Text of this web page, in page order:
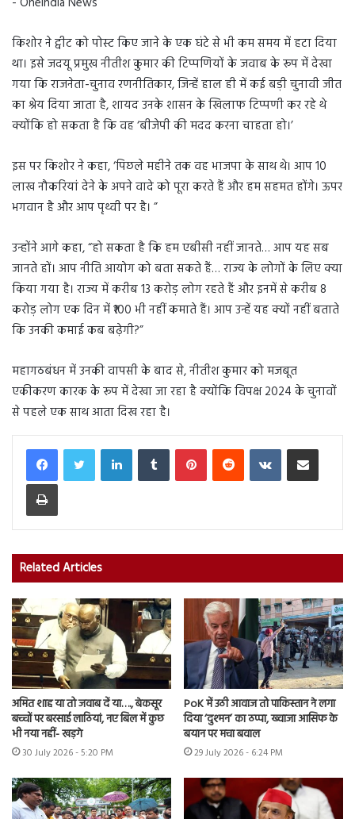
किशोर ने ट्वीट को पोस्ट किए जाने के एक घंटे से भी कम समय में हटा दिया
था। इसे जदयू प्रमुख नीतीश कुमार की टिप्पणियों के जवाब के रूप में देखा
गया कि राजनेता-चुनाव रणनीतिकार, जिन्हें हाल ही में कई बड़ी चुनावी जीत
का श्रेय दिया जाता है, शायद उनके शासन के खिलाफ टिप्पणी कर रहे थे
क्योंकि हो सकता है कि वह ‘बीजेपी की मदद करना चाहता हो।’
इस पर किशोर ने कहा, ‘पिछले महीने तक वह भाजपा के साथ थे। आप 10
लाख नौकरियां देने के अपने वादे को पूरा करते हैं और हम सहमत होंगे। ऊपर
भगवान है और आप पृथ्वी पर है। ”
उन्होंने आगे कहा, “हो सकता है कि हम एबीसी नहीं जानते… आप यह सब
जानते हों। आप नीति आयोग को बता सकते हैं… राज्य के लोगों के लिए क्या
किया गया है। राज्य में करीब 13 करोड़ लोग रहते हैं और इनमें से करीब 8
करोड़ लोग एक दिन में ₹100 भी नहीं कमाते हैं। आप उन्हें यह क्यों नहीं बताते
कि उनकी कमाई कब बढ़ेगी?”
महागठबंधन में उनकी वापसी के बाद से, नीतीश कुमार को मजबूत
एकीकरण कारक के रूप में देखा जा रहा है क्योंकि विपक्ष 2024 के चुनावों
से पहले एक साथ आता दिख रहा है।
LinkedInTumblr PinterestReddit VKontakteShare via Email
Print
Related Articles
अमित शाह या तो जवाब दें या…., बेकसूर
बच्चों पर बरसाई लाठियां, नए बिल में कुछ
भी नया नहीं- खड़गे
30 July 2026 - 5:20 PM
PoK में उठी आवाज तो पाकिस्तान ने लगा
दिया ‘दुश्मन’ का ठप्पा, ख्वाजा आसिफ के
बयान पर मचा बवाल
29 July 2026 - 6:24 PM